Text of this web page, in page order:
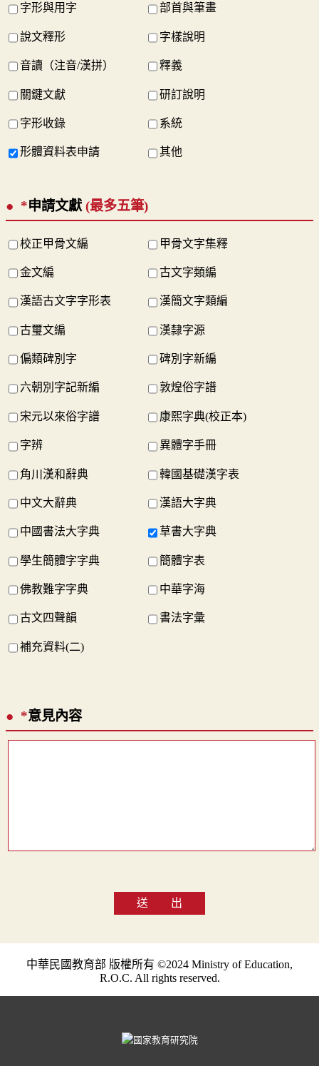
字形與用字 部首與筆畫
說文釋形 字樣說明
音讀（注音/漢拼） 釋義
關鍵文獻 研訂說明
字形收錄 系統
形體資料表申請 其他
*申請文獻 (最多五筆)
校正甲骨文編 甲骨文字集釋
金文編 古文字類編
漢語古文字字形表 漢簡文字類編
古璽文編 漢隸字源
偏類碑別字 碑別字新編
六朝別字記新編 敦煌俗字譜
宋元以來俗字譜 康熙字典(校正本)
字辨 異體字手冊
角川漢和辭典 韓國基礎漢字表
中文大辭典 漢語大字典
中國書法大字典 草書大字典
學生簡體字字典 簡體字表
佛教難字字典 中華字海
古文四聲韻 書法字彙
補充資料(二)
*意見內容
送 出
中華民國教育部 版權所有 ©2024 Ministry of Education,
R.O.C. All rights reserved.